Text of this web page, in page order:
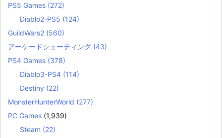
PS5 Games (272)
Diablo2-PS5 (124)
GuildWars2 (560)
アーケードシューティング (43)
PS4 Games (378)
Diablo3-PS4 (114)
Destiny (22)
MonsterHunterWorld (277)
PC Games (1,939)
Steam (22)